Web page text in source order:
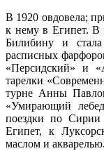
В 1920 овдовела;
к нему в Египет. В
Билибину и
расписных
«Персидский» и
тарелки
турне Анны
«Умирающий
поездки по
Египет, к
маслом и акварелью.